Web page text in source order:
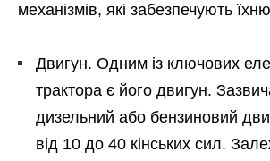
механізмів, які забезпечують
Двигун. Одним із ключових
трактора є його двигун.
дизельний або бензиновий
від 10 до 40 кінських сил.